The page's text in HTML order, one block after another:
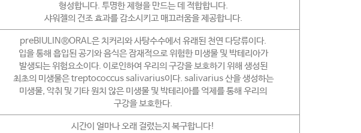
형성합니다. 투명한 제형을 만드는 데 적합합니다.
샤워젤의 건조 효과를 감소시키고 매끄러움을 제공합니다.
preBIULIN®ORAL은 치커리와 사탕수수에서 유래된 천연 다당류이다.
입을 통해 흡입된 공기와 음식은 잠재적으로 위험한 미생물 및 박테리아가
발생되는 위험요소이다. 이로인하여 우리의 구강을 보호하기 위해 생성된
최초의 미생물은 treptococcus salivarius이다. salivarius 산을 생성하는
미생물, 악취 및 기타 원치 않은 미생물 및 박테리아를 억제를 통해 우리의
구강을 보호한다.
시간이 얼마나 오래 걸렸는지 복구합니다!